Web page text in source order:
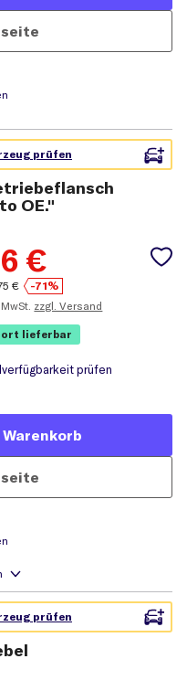
OE."
€
€
-71%
zzgl. Versand
lieferbar
verfügbarkeit prüfen